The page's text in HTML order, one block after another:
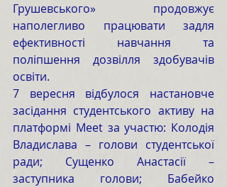
Грушевського» продовжує
наполегливо працювати задля
ефективності навчання та
поліпшення дозвілля здобувачів
освіти.
7 вересня відбулося настановче
засідання студентського активу на
платформі Meet за участю: Колодія
Владислава – голови студентської
ради; Сущенко Анастасії –
заступника голови; Бабейко